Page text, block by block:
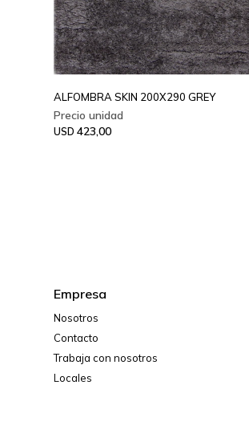
ALFOMBRA SKIN 200X290 GREY
USD 423,00
Empresa
Nosotros
Contacto
Trabaja con nosotros
Locales